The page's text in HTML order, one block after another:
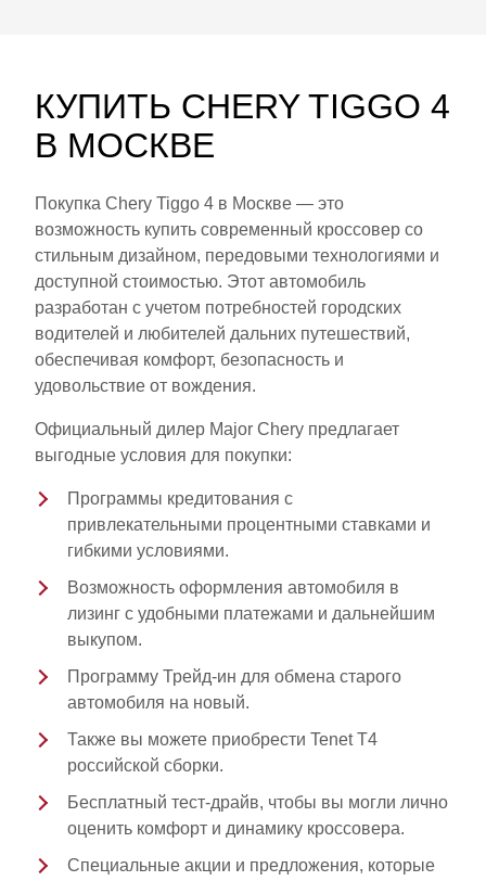
КУПИТЬ CHERY TIGGO 4
В МОСКВЕ
Покупка Chery Tiggo 4 в Москве — это
возможность купить современный кроссовер со
стильным дизайном, передовыми технологиями и
доступной стоимостью. Этот автомобиль
разработан с учетом потребностей городских
водителей и любителей дальних путешествий,
обеспечивая комфорт, безопасность и
удовольствие от вождения.
Официальный дилер Major Chery предлагает
выгодные условия для покупки:
Программы кредитования с
привлекательными процентными ставками и
гибкими условиями.
Возможность оформления автомобиля в
лизинг с удобными платежами и дальнейшим
выкупом.
Программу Трейд-ин для обмена старого
автомобиля на новый.
Также вы можете приобрести Tenet T4
российской сборки.
Бесплатный тест-драйв, чтобы вы могли лично
оценить комфорт и динамику кроссовера.
Специальные акции и предложения, которые